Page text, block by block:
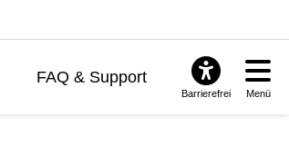
FAQ & Support
Barrierefrei Menü